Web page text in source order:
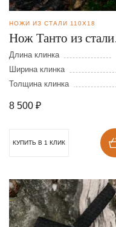
НОЖИ ИЗ СТАЛИ 110Х18
Нож Танто из стали
110Х18
Длина клинка
Ширина клинка
Толщина клинка
8 500 ₽
КУПИТЬ В 1 КЛИК